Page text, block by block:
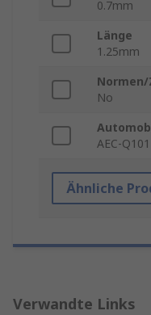
0.7mm
Länge
1.25mm
No
AEC-Q101
Ähnliche
Verwandte Links